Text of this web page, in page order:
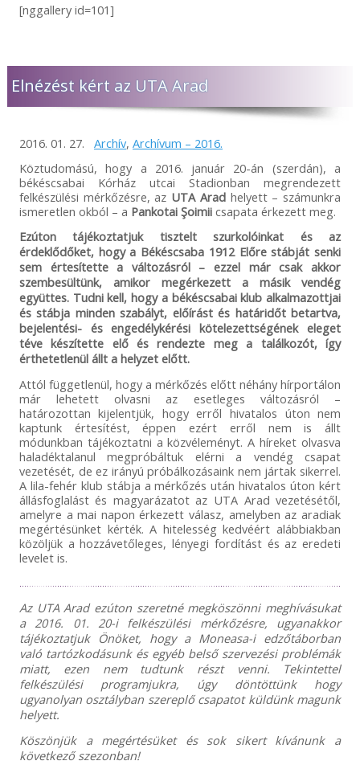
[nggallery id=101]
Elnézést kért az UTA Arad
2016. 01. 27. Archív, Archívum – 2016.
Köztudomású, hogy a 2016. január 20-án (szerdán), a
békéscsabai Kórház utcai Stadionban megrendezett
felkészülési mérkőzésre, az UTA Aradhelyett – számunkra
ismeretlen okból – a Pankotai Şoimii csapata érkezett meg.
Ezúton tájékoztatjuk tisztelt szurkolóinkat és az
érdeklődőket, hogy a Békéscsaba 1912 Előre stábját senki
sem értesítette a változásról – ezzel már csak akkor
szembesültünk, amikor megérkezett a másik vendég
együttes. Tudni kell, hogy a békéscsabai klub alkalmazottjai
és stábja minden szabályt, előírást és határidőt betartva,
bejelentési- és engedélykérési kötelezettségének eleget
téve készítette elő és rendezte meg a találkozót, így
érthetetlenül állt a helyzet előtt.
Attól függetlenül, hogy a mérkőzés előtt néhány hírportálon
már lehetett olvasni az esetleges változásról –
határozottan kijelentjük, hogy erről hivatalos úton nem
kaptunk értesítést, éppen ezért erről nem is állt
módunkban tájékoztatni a közvéleményt. A híreket olvasva
haladéktalanul megpróbáltuk elérni a vendég csapat
vezetését, de ez irányú próbálkozásaink nem jártak sikerrel.
A lila-fehér klub stábja a mérkőzés után hivatalos úton kért
állásfoglalást és magyarázatot az UTA Arad vezetésétől,
amelyre a mai napon érkezett válasz, amelyben az aradiak
megértésünket kérték. A hitelesség kedvéért alábbiakban
közöljük a hozzávetőleges, lényegi fordítást és az eredeti
levelet is.
Az UTA Arad ezúton szeretné megköszönni meghívásukat
a 2016. 01. 20-i felkészülési mérkőzésre, ugyanakkor
tájékoztatjuk Önöket, hogy a Moneasa-i edzőtáborban
való tartózkodásunk és egyéb belső szervezési problémák
miatt, ezen nem tudtunk részt venni. Tekintettel
felkészülési programjukra, úgy döntöttünk hogy
ugyanolyan osztályban szereplő csapatot küldünk magunk
helyett.
Köszönjük a megértésüket és sok sikert kívánunk a
következő szezonban!